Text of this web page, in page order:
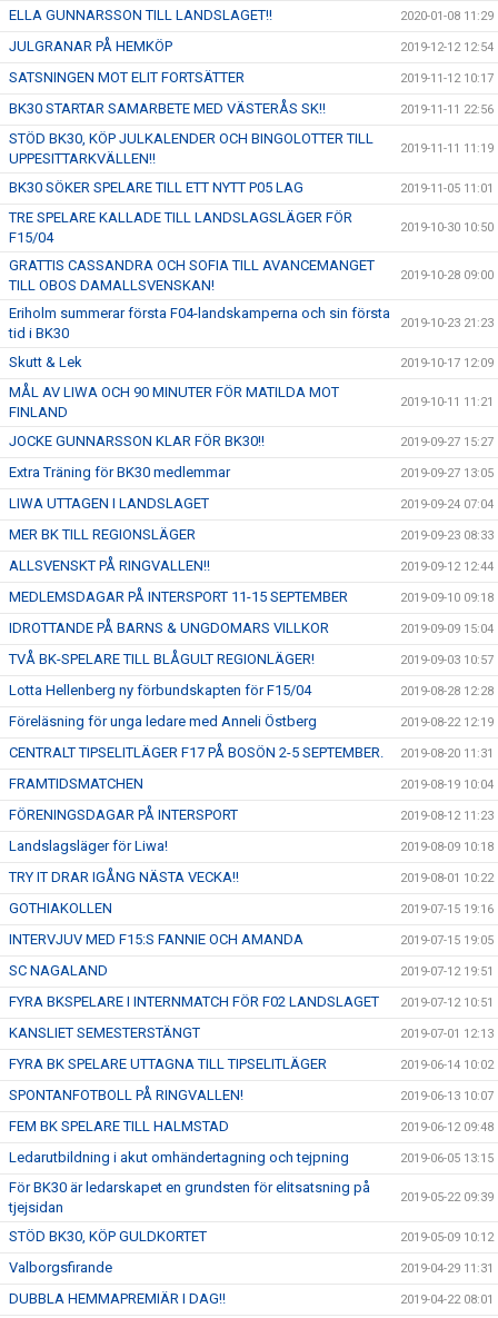
ELLA GUNNARSSON TILL LANDSLAGET!! 2020-01-08 11:29
JULGRANAR PÅ HEMKÖP 2019-12-12 12:54
SATSNINGEN MOT ELIT FORTSÄTTER 2019-11-12 10:17
BK30 STARTAR SAMARBETE MED VÄSTERÅS SK!! 2019-11-11 22:56
STÖD BK30, KÖP JULKALENDER OCH BINGOLOTTER TILL
UPPESITTARKVÄLLEN!!
2019-11-11 11:19
BK30 SÖKER SPELARE TILL ETT NYTT P05 LAG 2019-11-05 11:01
TRE SPELARE KALLADE TILL LANDSLAGSLÄGER FÖR
F15/04
2019-10-30 10:50
GRATTIS CASSANDRA OCH SOFIA TILL AVANCEMANGET
TILL OBOS DAMALLSVENSKAN!
2019-10-28 09:00
Eriholm summerar första F04-landskamperna och sin första
tid i BK30
2019-10-23 21:23
Skutt & Lek 2019-10-17 12:09
MÅL AV LIWA OCH 90 MINUTER FÖR MATILDA MOT
FINLAND
2019-10-11 11:21
JOCKE GUNNARSSON KLAR FÖR BK30!! 2019-09-27 15:27
Extra Träning för BK30 medlemmar 2019-09-27 13:05
LIWA UTTAGEN I LANDSLAGET 2019-09-24 07:04
MER BK TILL REGIONSLÄGER 2019-09-23 08:33
ALLSVENSKT PÅ RINGVALLEN!! 2019-09-12 12:44
MEDLEMSDAGAR PÅ INTERSPORT 11-15 SEPTEMBER 2019-09-10 09:18
IDROTTANDE PÅ BARNS & UNGDOMARS VILLKOR 2019-09-09 15:04
TVÅ BK-SPELARE TILL BLÅGULT REGIONLÄGER! 2019-09-03 10:57
Lotta Hellenberg ny förbundskapten för F15/04 2019-08-28 12:28
Föreläsning för unga ledare med Anneli Östberg 2019-08-22 12:19
CENTRALT TIPSELITLÄGER F17 PÅ BOSÖN 2-5 SEPTEMBER. 2019-08-20 11:31
FRAMTIDSMATCHEN 2019-08-19 10:04
FÖRENINGSDAGAR PÅ INTERSPORT 2019-08-12 11:23
Landslagsläger för Liwa! 2019-08-09 10:18
TRY IT DRAR IGÅNG NÄSTA VECKA!! 2019-08-01 10:22
GOTHIAKOLLEN 2019-07-15 19:16
INTERVJUV MED F15:S FANNIE OCH AMANDA 2019-07-15 19:05
SC NAGALAND 2019-07-12 19:51
FYRA BKSPELARE I INTERNMATCH FÖR F02 LANDSLAGET 2019-07-12 10:51
KANSLIET SEMESTERSTÄNGT 2019-07-01 12:13
FYRA BK SPELARE UTTAGNA TILL TIPSELITLÄGER 2019-06-14 10:02
SPONTANFOTBOLL PÅ RINGVALLEN! 2019-06-13 10:07
FEM BK SPELARE TILL HALMSTAD 2019-06-12 09:48
Ledarutbildning i akut omhändertagning och tejpning 2019-06-05 13:15
För BK30 är ledarskapet en grundsten för elitsatsning på
tjejsidan
2019-05-22 09:39
STÖD BK30, KÖP GULDKORTET 2019-05-09 10:12
Valborgsfirande 2019-04-29 11:31
DUBBLA HEMMAPREMIÄR I DAG!! 2019-04-22 08:01